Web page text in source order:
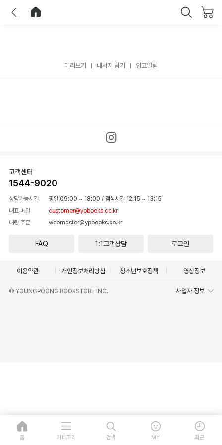
미리보기 내서재 담기 입고알림
고객센터
1544-9020
상담가능시간 평일 09:00 ~ 18:00 / 점심시간 12:15 ~ 13:15
대표 메일
customer@ypbooks.co.kr
대량 주문
webmaster@ypbooks.co.kr
FAQ 1:1고객상담 로그인
이용약관 개인정보처리방침 청소년보호정책 영상정보
© YOUNGPOONG BOOKSTORE INC. 사업자 정보
홈 카테고리 검색 MY 최근